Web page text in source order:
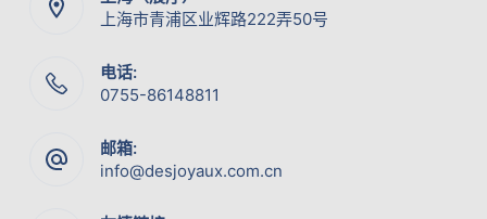
上海市青浦区业辉路222弄50号
电话:
0755-86148811
邮箱:
info@desjoyaux.com.cn